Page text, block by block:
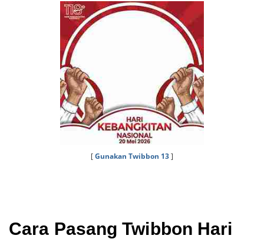
[Gunakan Twibbon 13]
Cara Pasang Twibbon Hari